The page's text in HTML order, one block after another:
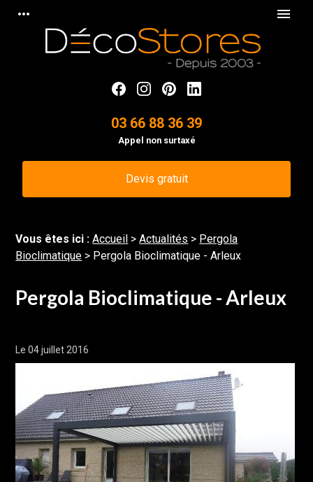
more_horiz menu
03 66 88 36 39
Appel non surtaxé
Devis gratuit
Vous êtes ici : Accueil >Actualités > Pergola
Bioclimatique > Pergola Bioclimatique - Arleux
Pergola Bioclimatique - Arleux
Le 04 juillet 2016